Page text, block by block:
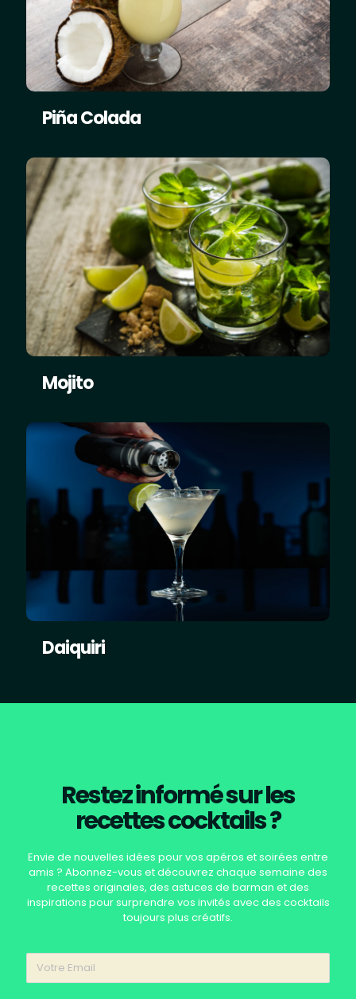
Piña Colada
Mojito
Daiquiri
Restez informé sur les
recettes cocktails ?
Envie de nouvelles idées pour vos apéros et soirées entre
amis ? Abonnez-vous et découvrez chaque semaine des
recettes originales, des astuces de barman et des
inspirations pour surprendre vos invités avec des cocktails
toujours plus créatifs.